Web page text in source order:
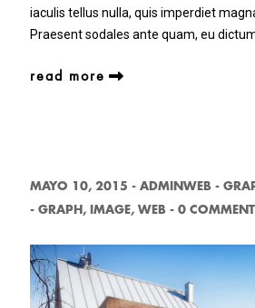
iaculis tellus nulla, quis imperdiet
Praesent sodales ante quam, eu
read more
MAYO 10, 2015 - ADMINWEB -
- GRAPH , IMAGE, WEB - 0 COMMENT